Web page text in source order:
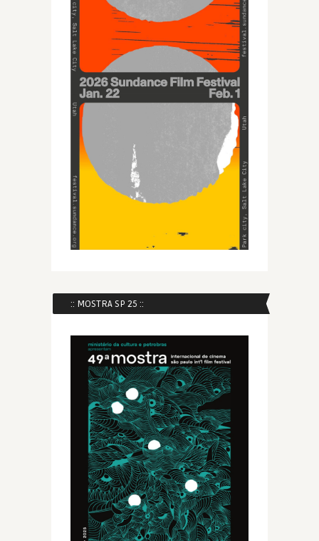
:: MOSTRA SP 25 ::